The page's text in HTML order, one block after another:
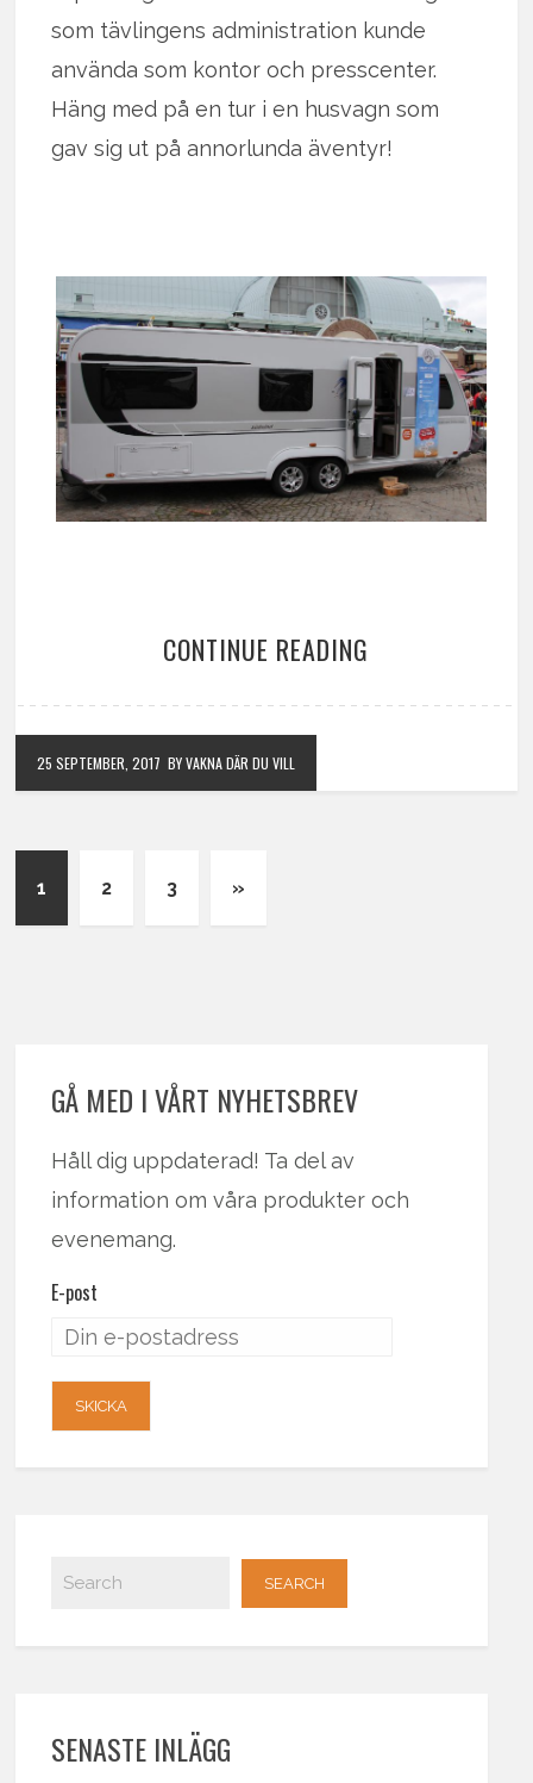
som tävlingens administration kunde
använda som kontor och presscenter.
Häng med på en tur i en husvagn som
gav sig ut på annorlunda äventyr!
CONTINUE READING
25 SEPTEMBER, 2017 BY VAKNA DÄR DU VILL
1 2 3 »
GÅ MED I VÅRT NYHETSBREV
Håll dig uppdaterad! Ta del av
information om våra produkter och
evenemang.
E-post
SENASTE INLÄGG